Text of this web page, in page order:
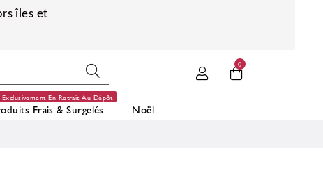
îles et
0
Frais & Surgelés
Exclusivement En Retrait Au Dépôt
Noël